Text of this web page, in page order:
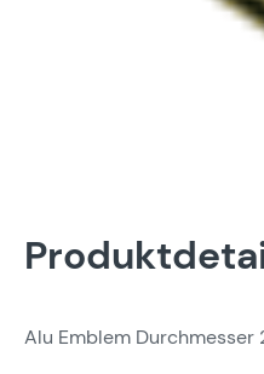
Alu Emblem Durchmesser